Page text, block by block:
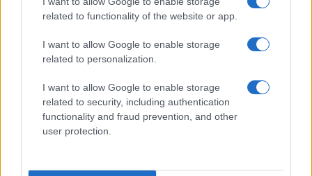
related to functionality of the website or app.
I want to allow Google to enable storage
related to personalization.
I want to allow Google to enable storage
related to security, including authentication
functionality and fraud prevention, and other
user protection.